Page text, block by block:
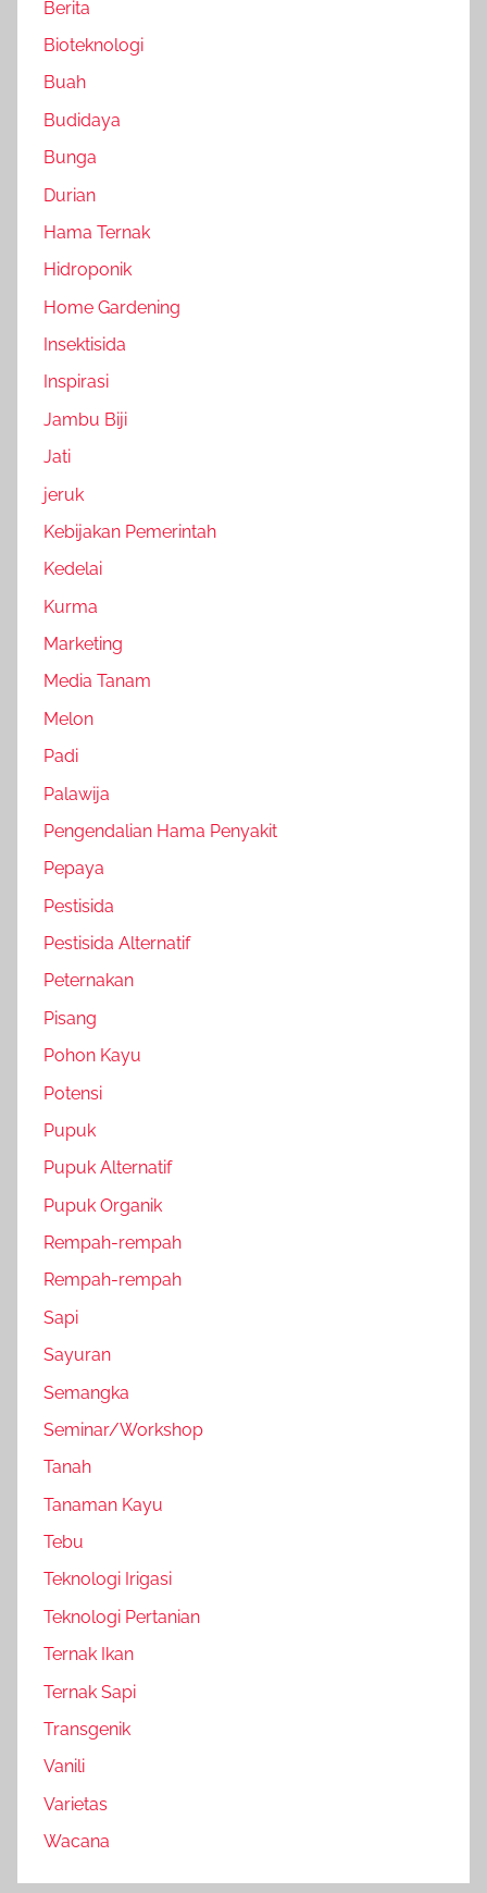
Berita
Bioteknologi
Buah
Budidaya
Bunga
Durian
Hama Ternak
Hidroponik
Home Gardening
Insektisida
Inspirasi
Jambu Biji
Jati
jeruk
Kebijakan Pemerintah
Kedelai
Kurma
Marketing
Media Tanam
Melon
Padi
Palawija
Pengendalian Hama Penyakit
Pepaya
Pestisida
Pestisida Alternatif
Peternakan
Pisang
Pohon Kayu
Potensi
Pupuk
Pupuk Alternatif
Pupuk Organik
Rempah-rempah
Rempah-rempah
Sapi
Sayuran
Semangka
Seminar/Workshop
Tanah
Tanaman Kayu
Tebu
Teknologi Irigasi
Teknologi Pertanian
Ternak Ikan
Ternak Sapi
Transgenik
Vanili
Varietas
Wacana